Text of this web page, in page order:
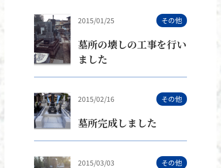
2015/01/25 その他
墓所の壊しの工事を行い
ました
2015/02/16 その他
墓所完成しました
2015/03/03 その他